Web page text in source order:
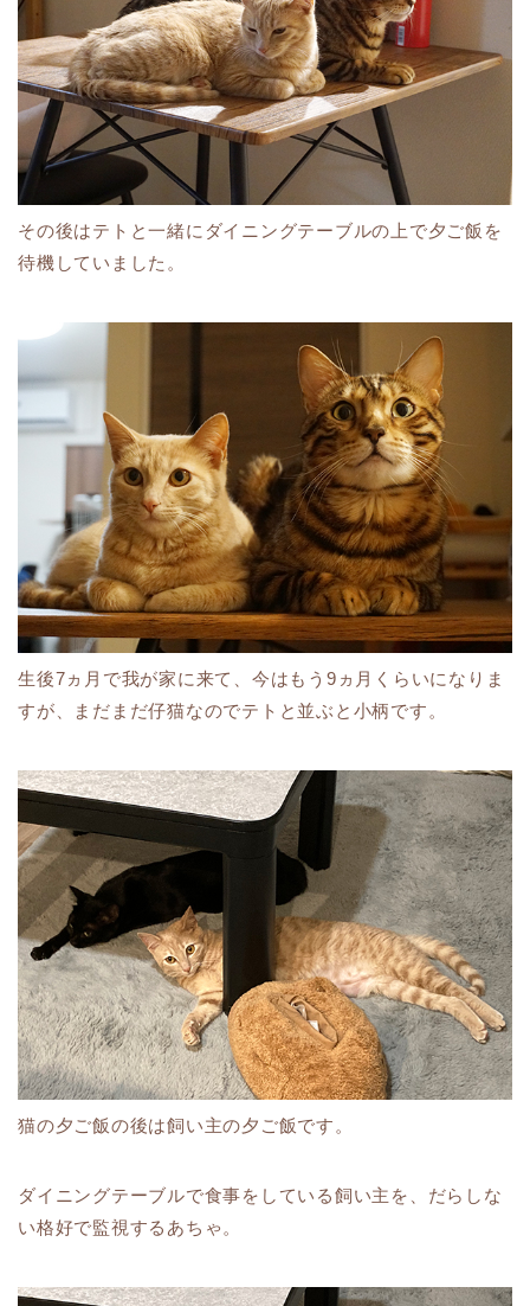
その後はテトと一緒にダイニングテーブルの上で夕ご飯を
待機していました。
生後7ヵ月で我が家に来て、今はもう9ヵ月くらいになりま
すが、まだまだ仔猫なのでテトと並ぶと小柄です。
猫の夕ご飯の後は飼い主の夕ご飯です。
ダイニングテーブルで食事をしている飼い主を、だらしな
い格好で監視するあちゃ。